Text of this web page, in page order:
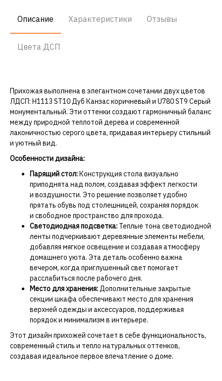
Описание Характеристики Отзывы
Цвета ДСП
Прихожая выполнена в элегантном сочетании двух цветов
ЛДСП: H1113 ST10 Дуб Канзас коричневый и U780 ST9 Серый
монументальный. Эти оттенки создают гармоничный баланс
между природной теплотой дерева и современной
лаконичностью серого цвета, придавая интерьеру стильный
и уютный вид.
Особенности дизайна:
Парящий стол:Конструкция стола визуально
приподнята над полом, создавая эффект легкости
и воздушности. Это решение позволяет удобно
прятать обувь под столешницей, сохраняя порядок
и свободное пространство для прохода.
Светодиодная подсветка: Теплые тона светодиодной
ленты подчеркивают деревянные элементы мебели,
добавляя мягкое освещение и создавая атмосферу
домашнего уюта. Эта деталь особенно важна
вечером, когда приглушенный свет помогает
расслабиться после рабочего дня.
Место для хранения:Дополнительные закрытые
секции шкафа обеспечивают место для хранения
верхней одежды и аксессуаров, поддерживая
порядок и минимализм в интерьере.
Этот дизайн прихожей сочетает в себе функциональность,
современный стиль и тепло натуральных оттенков,
создавая идеальное первое впечатление о доме.